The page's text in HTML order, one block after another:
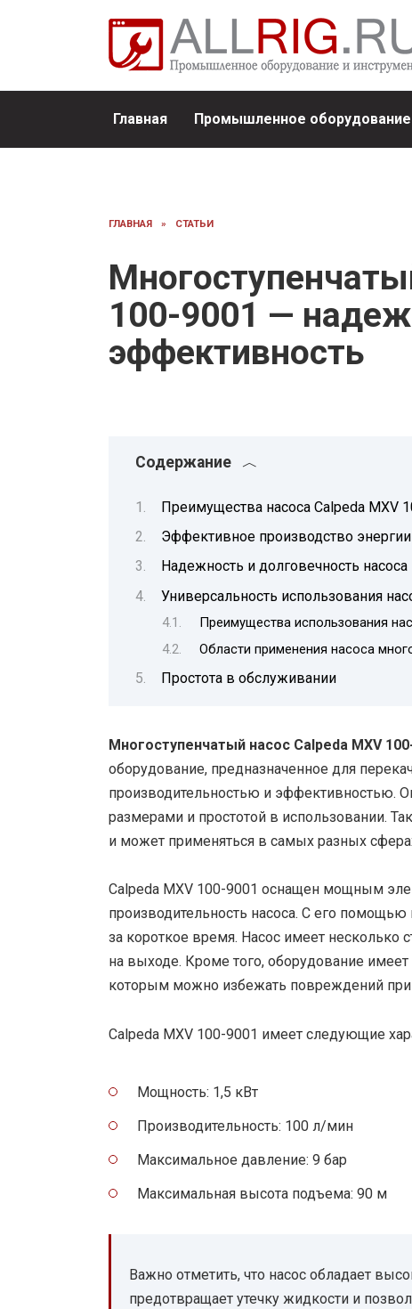
Главная Промышленное оборудование
ГЛАВНАЯ » СТАТЬИ
100-9001 —
эффективность
Содержание
Преимущества насоса Calpeda MXV
Эффективное производство энергии
Надежность и долговечность
Универсальность использования
Преимущества использования
Области применения насоса
Простота в обслуживании
Многоступенчатый насос Calpeda MXV
оборудование, предназначенное для
производительностью и эффективностью.
размерами и простотой в использовании.
и может применяться в самых разных
Calpeda MXV 100-9001 оснащен мощным
производительность насоса. С его
за короткое время. Насос имеет несколько
на выходе. Кроме того, оборудование
которым можно избежать повреждений при
Calpeda MXV 100-9001 имеет следующие
Мощность: 1,5 кВт
Производительность: 100 л/мин
Максимальное давление: 9 бар
Максимальная высота подъема: 90 м
Важно отметить, что насос обладает
предотвращает утечку жидкости и